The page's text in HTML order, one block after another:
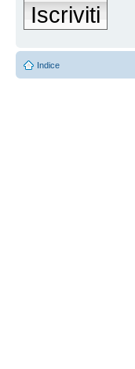
Iscriviti
Indice